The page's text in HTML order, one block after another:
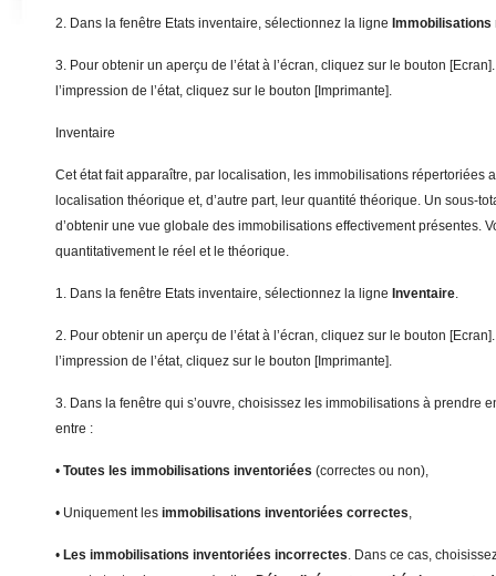
2. Dans la fenêtre Etats inventaire, sélectionnez la ligne Immobilisations
3. Pour obtenir un aperçu de l’état à l’écran, cliquez sur le bouton
l’impression de l’état, cliquez sur le bouton [Imprimante].
Inventaire
Cet état fait apparaître, par localisation, les immobilisations répertoriées
localisation théorique et, d’autre part, leur quantité théorique. Un sous-
d’obtenir une vue globale des immobilisations effectivement présentes.
quantitativement le réel et le théorique.
1. Dans la fenêtre Etats inventaire, sélectionnez la ligne nventaire.
2. Pour obtenir un aperçu de l’état à l’écran, cliquez sur le bouton
l’impression de l’état, cliquez sur le bouton [Imprimante].
3. Dans la fenêtre qui s’ouvre, choisissez les immobilisations à prendre
entre :
• Toutes les immobilisations inventoriées (correctes ou non),
• Uniquement les immobilisations inventoriées correctes,
• Les immobilisations inventoriées incorrectes. Dans ce cas,